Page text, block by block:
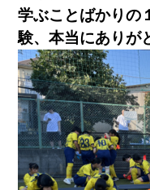
学ぶことばかりの
験、本当にありが